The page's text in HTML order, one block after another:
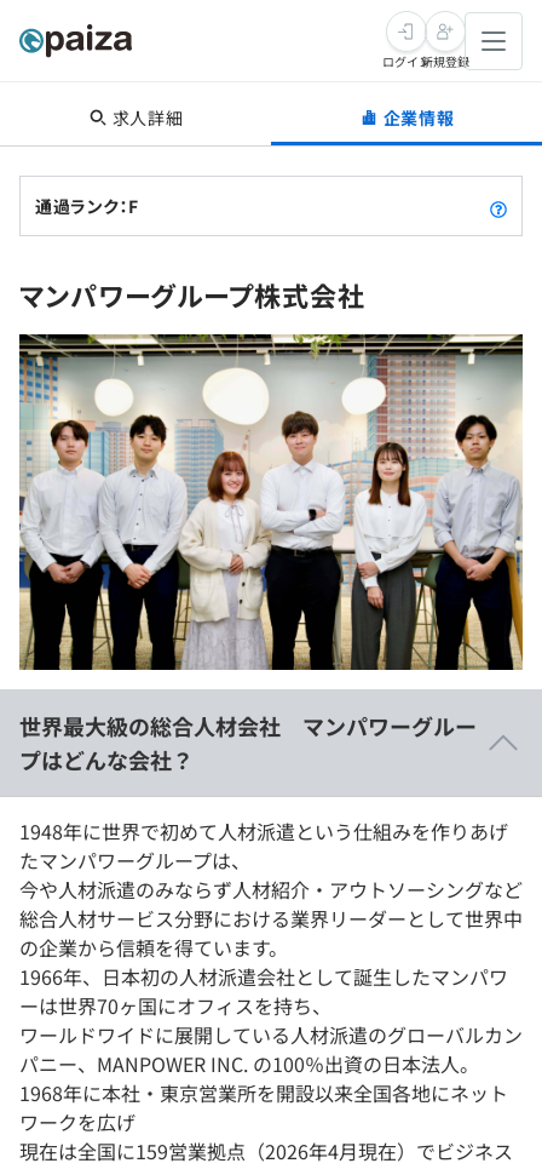
転職・キャリア
転職成功ガイド
転職エージェント
インタビュー
転職成功ガイド
新卒就活
求人検索
本選考
インターン
新卒エージェント
イベント・セミナー
インタビュー
学習
講座一覧
問題集
4択課題
ナレッジ
リファレンス
プラン
個人向けプラン
法人向けプラン
学校向けプラン
契約内容・クーポン
スキルチェック
プログラミング言語
SQL
評価結果一覧
再チャレンジ結果一覧
ゲーム・マンガ
メディア
Tech Team Journal
paiza times
note
paizaとは？
ログイン新規登録
求人詳細 企業情報
通過ランク：F
マンパワーグループ株式会社
世界最大級の総合人材会社 マンパワーグルー
プはどんな会社？
1948年に世界で初めて人材派遣という仕組みを作りあげ
たマンパワーグループは、
今や人材派遣のみならず人材紹介・アウトソーシングなど
総合人材サービス分野における業界リーダーとして世界中
の企業から信頼を得ています。
1966年、日本初の人材派遣会社として誕生したマンパワ
ーは世界70ヶ国にオフィスを持ち、
ワールドワイドに展開している人材派遣のグローバルカン
パニー、MANPOWER INC. の100％出資の日本法人。
1968年に本社・東京営業所を開設以来全国各地にネット
ワークを広げ
現在は全国に159営業拠点（2026年4月現在）でビジネス